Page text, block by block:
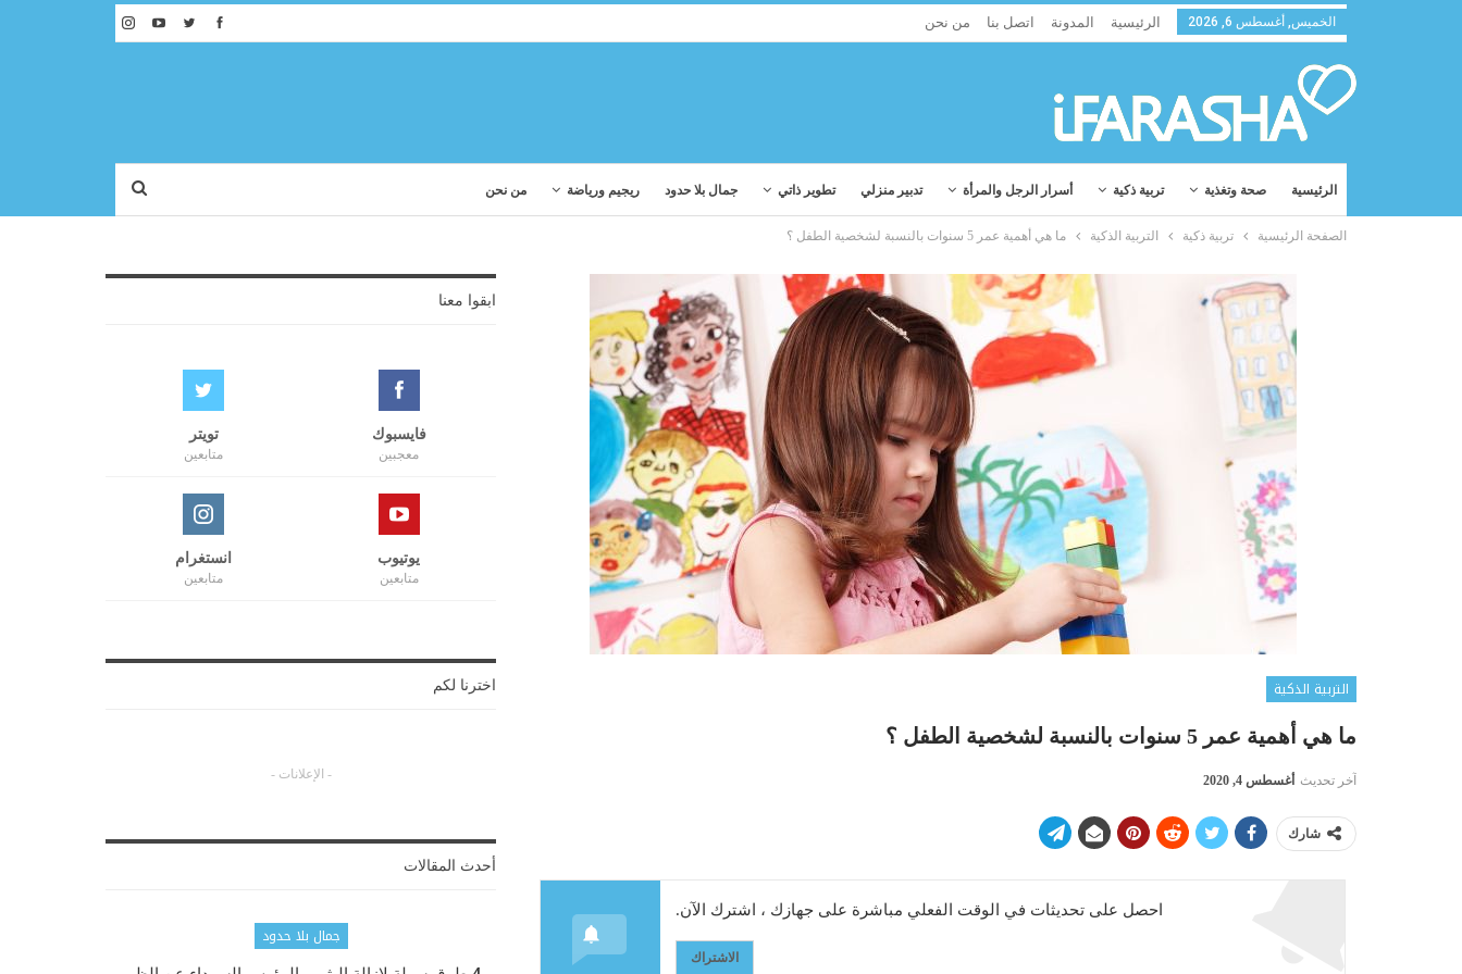
الخميس, أغسطس 6, 2026 الرئيسية المدونة اتصل بنا من نحن
الرئيسية صحة وتغذية تربية ذكية أسرار الرجل والمرأة تدبير منزلي تطوير ذاتي جمال بلا حدود ريجيم ورياضة من نحن
الصفحة الرئيسية تربية ذكية التربية الذكية ما هي أهمية عمر 5 سنوات بالنسبة لشخصية الطفل ؟
التربية الذكية
ما هي أهمية عمر 5 سنوات بالنسبة لشخصية الطفل ؟
آخر تحديث أغسطس 4, 2020
شارك
احصل على تحديثات في الوقت الفعلي مباشرة على جهازك ، اشترك الآن.
الاشتراك
ابقوا معنا
فايسبوك
معجبين
تويتر
متابعين
يوتيوب
متابعين
انستغرام
متابعين
اخترنا لكم
- الإعلانات -
أحدث المقالات
جمال بلا حدود